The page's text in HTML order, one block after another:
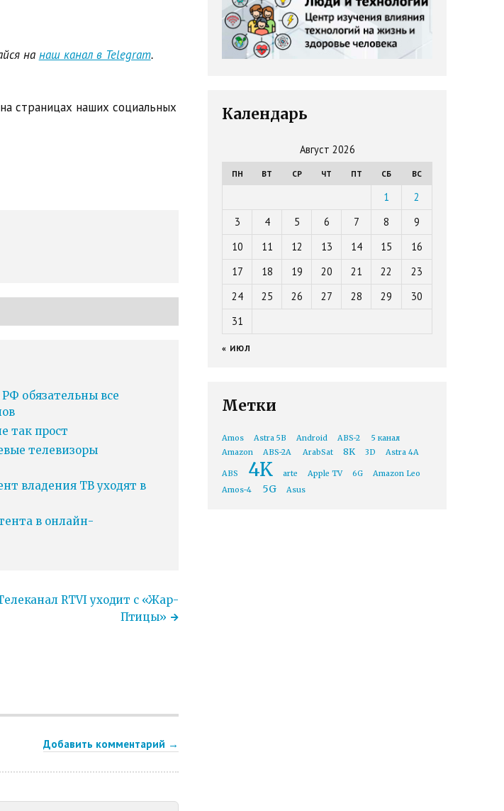
на наш канал в Telegram.
страницах наших социальных
обязательны все
так прост
телевизоры
владения ТВ уходят в
в онлайн-
RTVI уходит с «Жар-
Птицы»
Добавить комментарий →
Календарь
Август 2026
ПН ВТ СР ЧТ ПТ СБ ВС
1
2
3
4 5 6 7 8
9
10
11 12 13 14 15
16
17
18 19 20 21 22
23
24
25 26 27 28 29
30
31
« ИЮЛ
Метки
Amos Astra 5B Android ABS-2
5 канал
Amazon
ABS-2A ArabSat 8K 3D Astra 4A
ABS 4K arte Apple TV 6G
Amazon Leo
Amos-4
5G Asus